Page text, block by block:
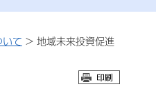
て > 地域未来投資促進